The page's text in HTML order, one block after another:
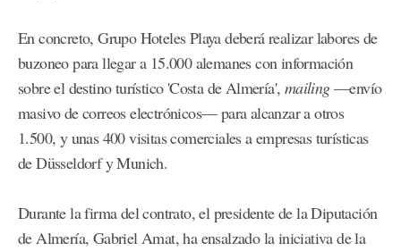
En concreto, Grupo Hoteles Playa deberá realizar labores de
buzoneo para llegar a 15.000 alemanes con información
sobre el destino turístico 'Costa de Almería', mailing—envío
masivo de correos electrónicos— para alcanzar a otros
1.500, y unas 400 visitas comerciales a empresas turísticas
de Düsseldorf y Munich.
Durante la firma del contrato, el presidente de la Diputación
de Almería, Gabriel Amat, ha ensalzado la iniciativa de la